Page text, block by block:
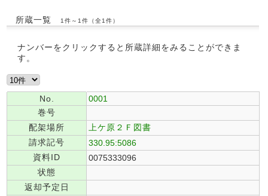
所蔵一覧 1件～1件（全1件）
ナンバーをクリックすると所蔵詳細をみることができま
す。
No.
0001
巻号
配架場所
上ケ原２Ｆ図書
請求記号
330.95:5086
資料ID
0075333096
状態
返却予定日